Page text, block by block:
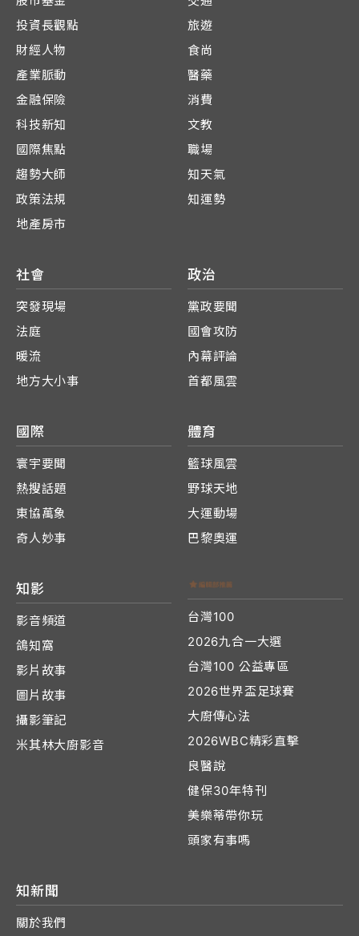
投資長觀點
財經人物
產業脈動
金融保險
科技新知
國際焦點
趨勢大師
政策法規
地產房市
旅遊
食尚
醫藥
消費
文教
職場
知天氣
知運勢
社會
突發現場
法庭
暖流
地方大小事
政治
黨政要聞
國會攻防
內幕評論
首都風雲
國際
寰宇要聞
熱搜話題
東協萬象
奇人妙事
體育
籃球風雲
野球天地
大運動場
巴黎奧運
知影
影音頻道
鴿知窩
影片故事
圖片故事
攝影筆記
米其林大廚影音
台灣100
2026九合一大選
台灣100 公益專區
2026世界盃足球賽
大廚傳心法
2026WBC精彩直擊
良醫說
健保30年特刊
美樂蒂帶你玩
頭家有事嗎
知新聞
關於我們